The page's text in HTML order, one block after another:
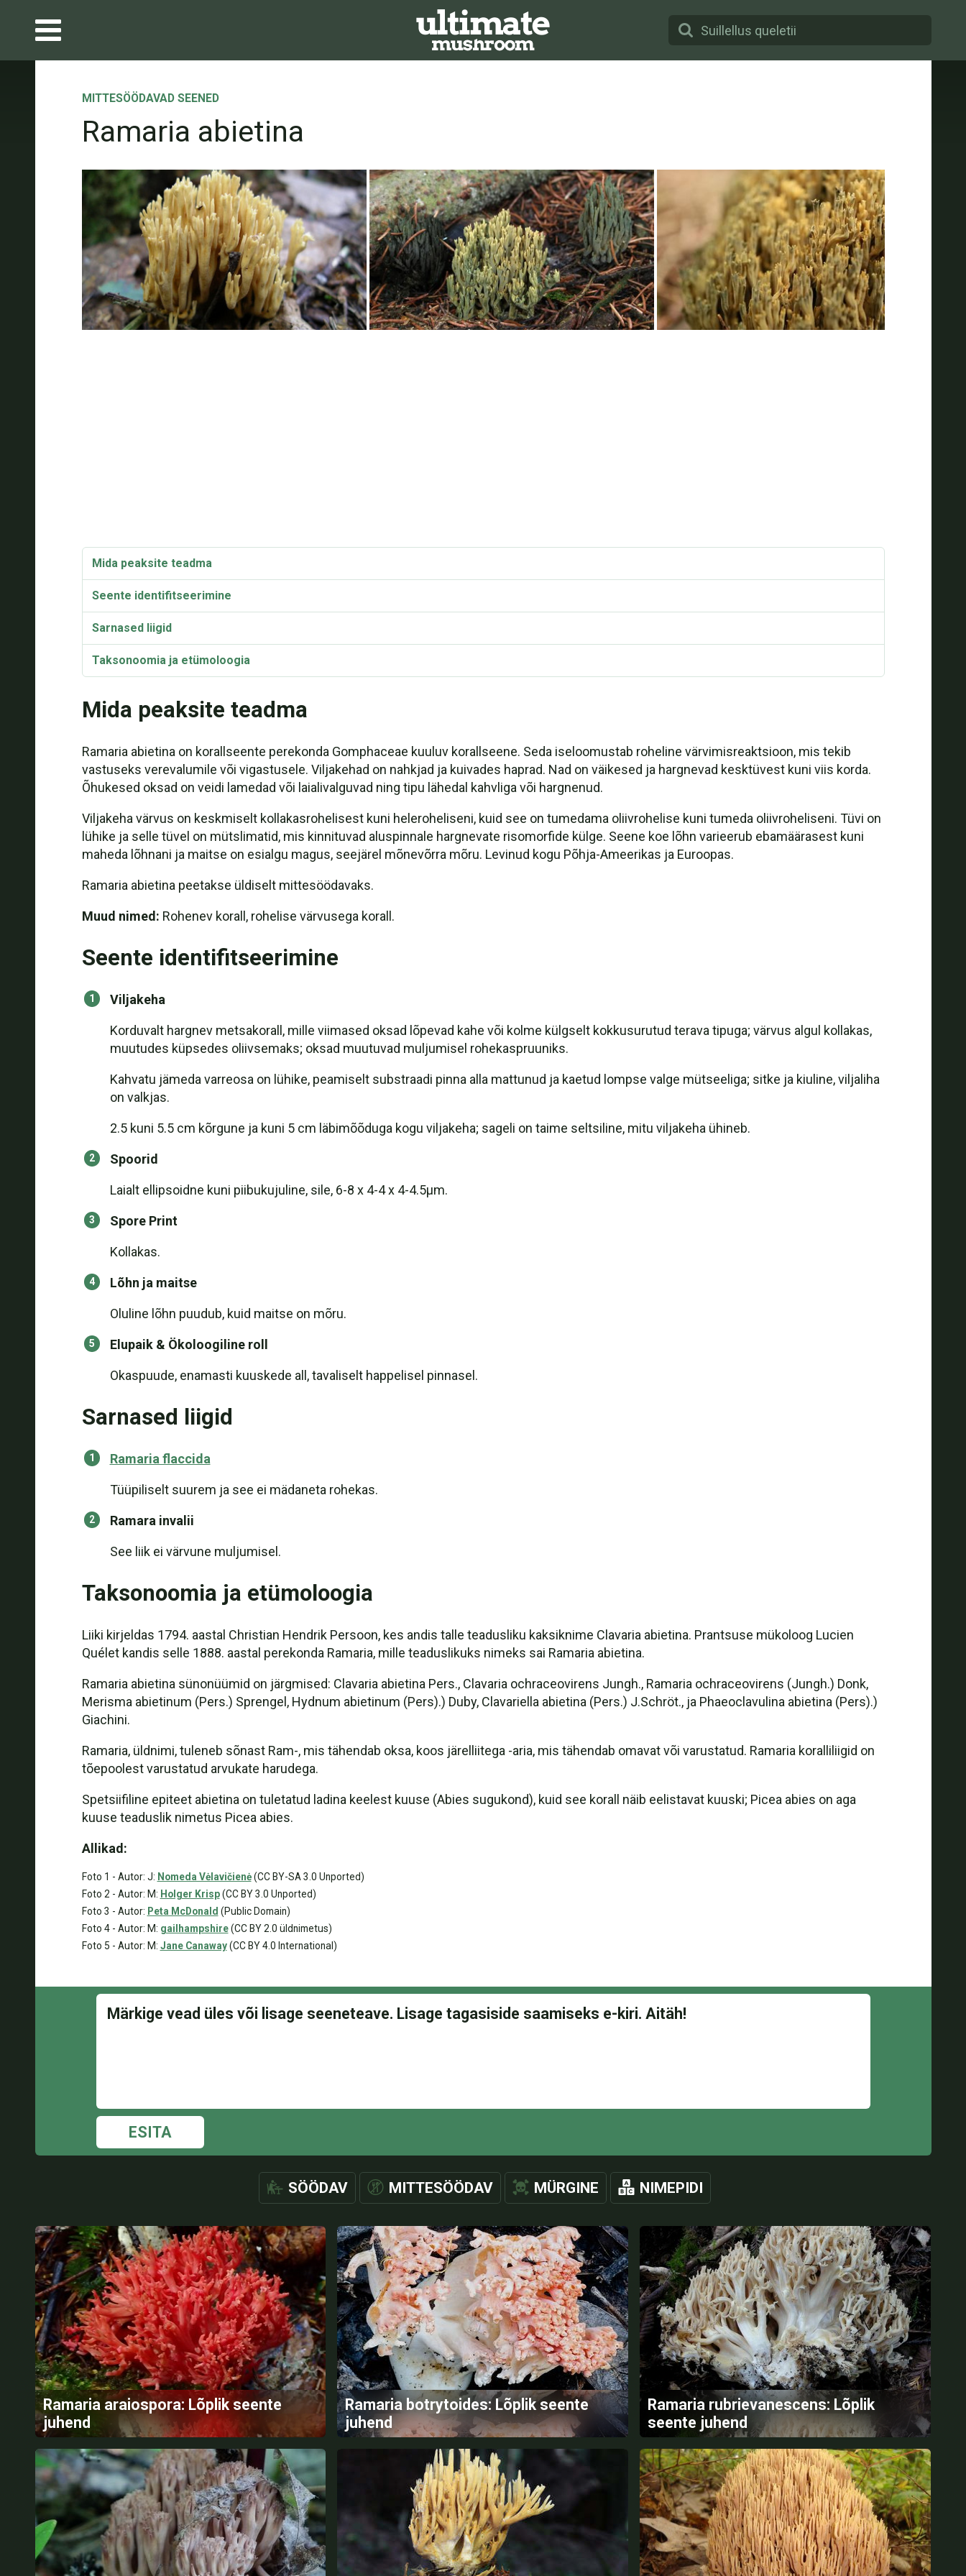
MITTESÖÖDAVAD SEENED
Ramaria abietina
Mida peaksite teadma
Seente identifitseerimine
Sarnased liigid
Taksonoomia ja etümoloogia
Mida peaksite teadma
Ramaria abietina on korallseente perekonda Gomphaceae kuuluv korallseene. Seda iseloomustab roheline värvimisreaktsioon, mis tekib
vastuseks verevalumile või vigastusele. Viljakehad on nahkjad ja kuivades haprad. Nad on väikesed ja hargnevad kesktüvest kuni viis korda.
Õhukesed oksad on veidi lamedad või laialivalguvad ning tipu lähedal kahvliga või hargnenud.
Viljakeha värvus on keskmiselt kollakasrohelisest kuni heleroheliseni, kuid see on tumedama oliivrohelise kuni tumeda oliivroheliseni. Tüvi on
lühike ja selle tüvel on mütslimatid, mis kinnituvad aluspinnale hargnevate risomorfide külge. Seene koe lõhn varieerub ebamäärasest kuni
maheda lõhnani ja maitse on esialgu magus, seejärel mõnevõrra mõru. Levinud kogu Põhja-Ameerikas ja Euroopas.
Ramaria abietina peetakse üldiselt mittesöödavaks.
Muud nimed: Rohenev korall, rohelise värvusega korall.
Seente identifitseerimine
Viljakeha
Korduvalt hargnev metsakorall, mille viimased oksad lõpevad kahe või kolme külgselt kokkusurutud terava tipuga; värvus algul kollakas,
muutudes küpsedes oliivsemaks; oksad muutuvad muljumisel rohekaspruuniks.
Kahvatu jämeda varreosa on lühike, peamiselt substraadi pinna alla mattunud ja kaetud lompse valge mütseeliga; sitke ja kiuline, viljaliha
on valkjas.
2.5 kuni 5.5 cm kõrgune ja kuni 5 cm läbimõõduga kogu viljakeha; sageli on taime seltsiline, mitu viljakeha ühineb.
Spoorid
Laialt ellipsoidne kuni piibukujuline, sile, 6-8 x 4-4 x 4-4.5μm.
Spore Print
Kollakas.
Lõhn ja maitse
Oluline lõhn puudub, kuid maitse on mõru.
Elupaik & Ökoloogiline roll
Okaspuude, enamasti kuuskede all, tavaliselt happelisel pinnasel.
Sarnased liigid
Ramaria flaccida
Tüüpiliselt suurem ja see ei mädaneta rohekas.
Ramara invalii
See liik ei värvune muljumisel.
Taksonoomia ja etümoloogia
Liiki kirjeldas 1794. aastal Christian Hendrik Persoon, kes andis talle teadusliku kaksiknime Clavaria abietina. Prantsuse mükoloog Lucien
Quélet kandis selle 1888. aastal perekonda Ramaria, mille teaduslikuks nimeks sai Ramaria abietina.
Ramaria abietina sünonüümid on järgmised: Clavaria abietina Pers., Clavaria ochraceovirens Jungh., Ramaria ochraceovirens (Jungh.) Donk,
Merisma abietinum (Pers.) Sprengel, Hydnum abietinum (Pers).) Duby, Clavariella abietina (Pers.) J.Schröt., ja Phaeoclavulina abietina (Pers).)
Giachini.
Ramaria, üldnimi, tuleneb sõnast Ram-, mis tähendab oksa, koos järelliitega -aria, mis tähendab omavat või varustatud. Ramaria koralliliigid on
tõepoolest varustatud arvukate harudega.
Spetsiifiline epiteet abietina on tuletatud ladina keelest kuuse (Abies sugukond), kuid see korall näib eelistavat kuuski; Picea abies on aga
kuuse teaduslik nimetus Picea abies.
Allikad:
Foto 1 - Autor: J: Nomeda Vėlavičienė(CC BY-SA 3.0 Unported)
Foto 2 - Autor: M: Holger Krisp(CC BY 3.0 Unported)
Foto 3 - Autor: Peta McDonald (Public Domain)
Foto 4 - Autor: M: gailhampshire(CC BY 2.0 üldnimetus)
Foto 5 - Autor: M: Jane Canaway(CC BY 4.0 International)
ESITA
SÖÖDAV MITTESÖÖDAV MÜRGINE NIMEPIDI
Ramaria araiospora: Lõplik seente
juhend
Ramaria botrytoides: Lõplik seente
juhend
Ramaria rubrievanescens: Lõplik
seente juhend